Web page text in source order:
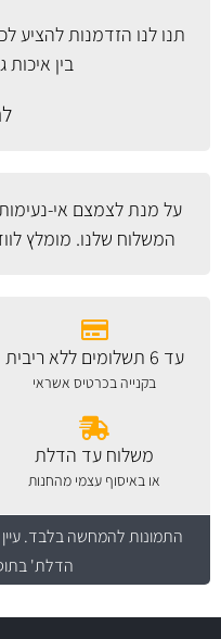
תנו לנו הזדמנות להציע
בין איכות
על מנת לצמצם אי-
המשלוח שלנו. מומלץ
עד 6 תשלומים ללא ריבית
בקנייה בכרטיס אשראי
משלוח עד הדלת
או באיסוף עצמי מהחנות
התמונות להמחשה בלבד.
הדלת'